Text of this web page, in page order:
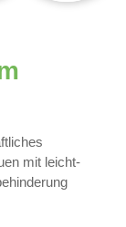
mit leicht-